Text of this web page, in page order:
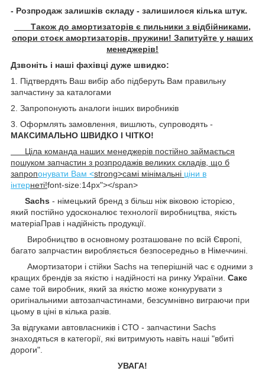
- Розпродаж залишків складу - залишилося кілька штук.
Також до амортизаторів є пильники з відбійниками,
опори стоєк амортизаторів, пружини! Запитуйте у наших
менеджерів!
Дзвоніть і наші фахівці дуже швидко:
1. Підтвердять Ваш вибір або підберуть Вам правильну
запчастину за каталогами
2. Запропонують аналоги інших виробників
3. Оформлять замовлення, вишлють, супроводять -
МАКСИМАЛЬНО ШВИДКО І ЧІТКО!
Ціла команда наших менеджерів постійно займається
пошуком запчастин з розпродажів великих складів, що б
запропонувати Вам <strong>самі мінімальні ціни в
інтернеті!font-size:14px"></span>
Sachs - німецький бренд з більш ніж віковою історією,
який постійно удосконалює технології виробництва, якість
матеріаПрав і надійність продукції.
Виробництво в основному розташоване по всій Європі,
багато запрчастин виробляється безпосередньо в Німеччині.
Амортизатори і стійки Sachs на теперішній час є одними з
кращих брендів за якістю і надійності на ринку України. Сакс
саме той виробник, який за якістю може конкурувати з
оригінальними автозапчастинами, безсумнівно виграючи при
цьому в ціні в кілька разів.
За відгуками автовласників і СТО - запчастини Sachs
знаходяться в категорії, які витримують навіть наші "вбиті
дороги".
УВАГА!